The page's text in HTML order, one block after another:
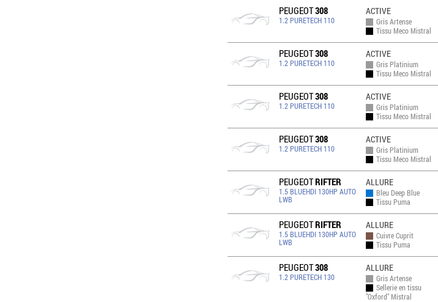
PEUGEOT308
1.2 PURETECH 110
ACTIVE
Gris Artense
Tissu Meco Mistral
PEUGEOT308
1.2 PURETECH 110
ACTIVE
Gris Platinium
Tissu Meco Mistral
PEUGEOT308
1.2 PURETECH 110
ACTIVE
Gris Platinium
Tissu Meco Mistral
PEUGEOT308
1.2 PURETECH 110
ACTIVE
Gris Platinium
Tissu Meco Mistral
PEUGEOTRIFTER
1.5 BLUEHDI 130HP AUTO
LWB
ALLURE
Bleu Deep Blue
Tissu Puma
PEUGEOTRIFTER
1.5 BLUEHDI 130HP AUTO
LWB
ALLURE
Cuivre Cuprit
Tissu Puma
PEUGEOT308
1.2 PURETECH 130
ALLURE
Gris Artense
Sellerie en tissu
"Oxford" Mistral